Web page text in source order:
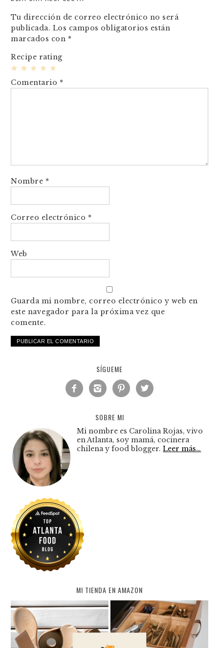
Tu dirección de correo electrónico no será
publicada. Los campos obligatorios están
marcados con *
Recipe rating
5
Stars
4
Stars
3
Stars
2
Stars
1
Star
Comentario *
Nombre *
Correo electrónico *
Web
Guarda mi nombre, correo electrónico y web en
este navegador para la próxima vez que
comente.
SÍGUEME
   
SOBRE MI
Mi nombre es Carolina Rojas, vivo
en Atlanta, soy mamá, cocinera
chilena y food blogger.Leer más…
MI TIENDA EN AMAZON